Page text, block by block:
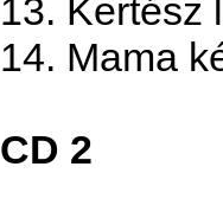
13. Kertész
14. Mama
CD 2